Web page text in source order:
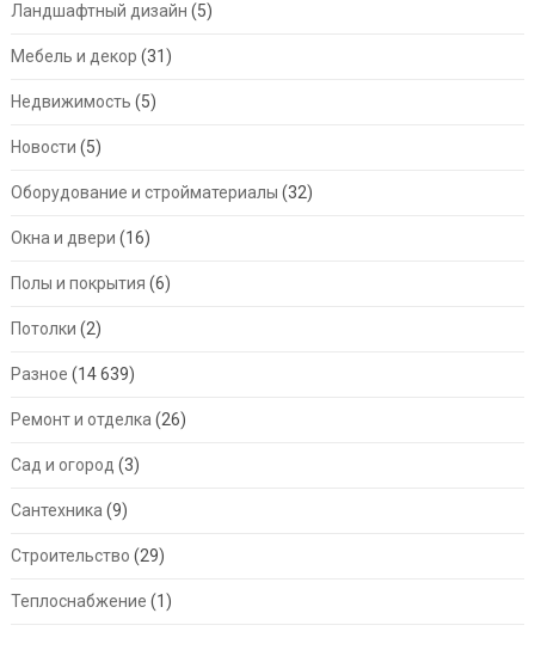
Ландшафтный дизайн (5)
Мебель и декор (31)
Недвижимость (5)
Новости (5)
Оборудование и стройматериалы (32)
Окна и двери (16)
Полы и покрытия (6)
Потолки (2)
Разное (14 639)
Ремонт и отделка (26)
Сад и огород (3)
Сантехника (9)
Строительство (29)
Теплоснабжение (1)